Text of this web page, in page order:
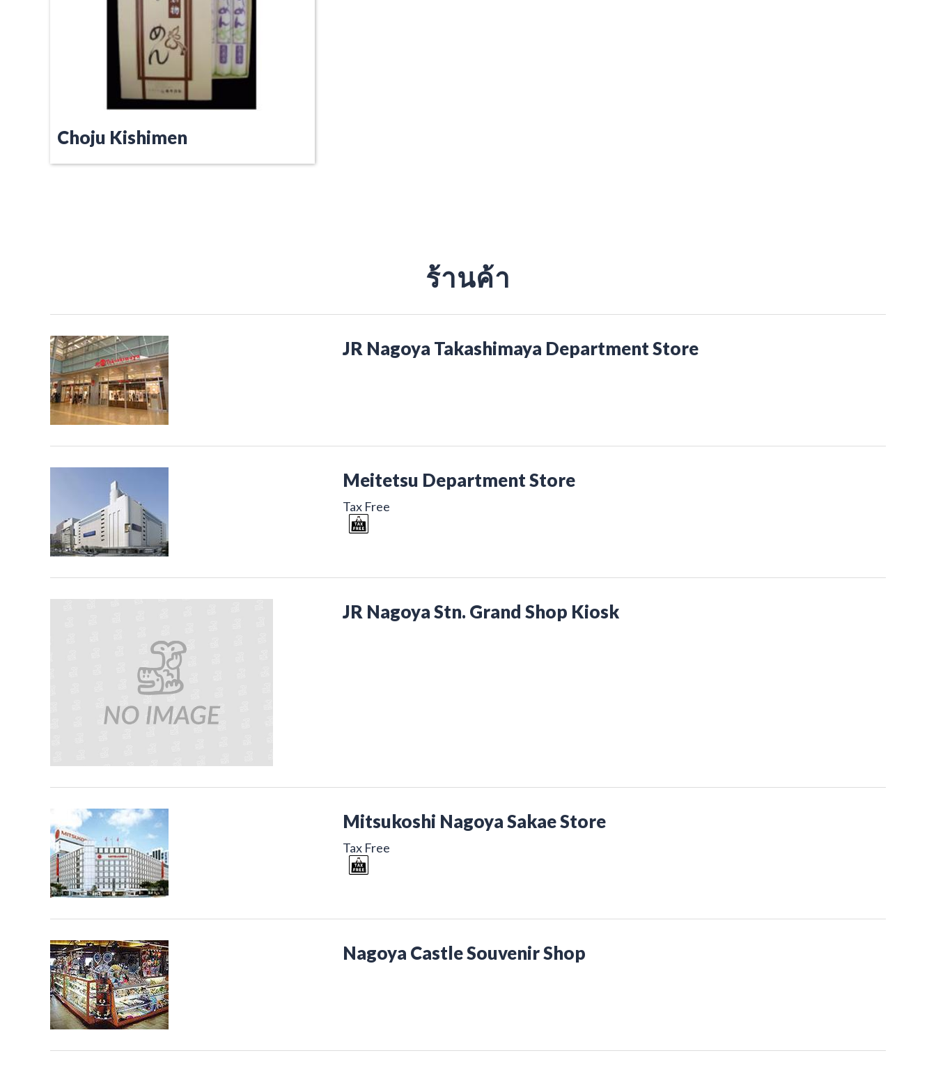
Choju Kishimen
ร้านค้า
JR Nagoya Takashimaya Department Store
Meitetsu Department Store
Tax Free
JR Nagoya Stn. Grand Shop Kiosk
Mitsukoshi Nagoya Sakae Store
Tax Free
Nagoya Castle Souvenir Shop